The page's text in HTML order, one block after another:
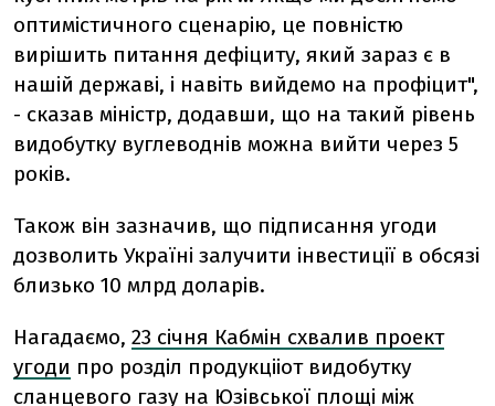
оптимістичного сценарію, це повністю
вирішить питання дефіциту, який зараз є в
нашій державі, і навіть вийдемо на профіцит",
- сказав міністр, додавши, що на такий рівень
видобутку вуглеводнів можна вийти через 5
років.
Також він зазначив, що підписання угоди
дозволить Україні залучити інвестиції в обсязі
близько 10 млрд доларів.
Нагадаємо, 23 січня Кабмін схвалив проект
угоди про розділ продукцііот видобутку
сланцевого газу на Юзівської площі між